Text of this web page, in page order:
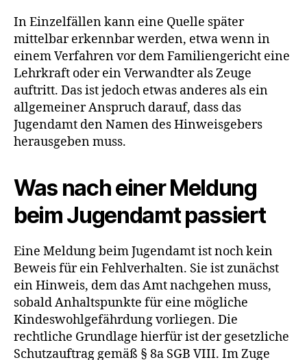
In Einzelfällen kann eine Quelle später
mittelbar erkennbar werden, etwa wenn in
einem Verfahren vor dem Familiengericht eine
Lehrkraft oder ein Verwandter als Zeuge
auftritt. Das ist jedoch etwas anderes als ein
allgemeiner Anspruch darauf, dass das
Jugendamt den Namen des Hinweisgebers
herausgeben muss.
Was nach einer Meldung
beim Jugendamt passiert
Eine Meldung beim Jugendamt ist noch kein
Beweis für ein Fehlverhalten. Sie ist zunächst
ein Hinweis, dem das Amt nachgehen muss,
sobald Anhaltspunkte für eine mögliche
Kindeswohlgefährdung vorliegen. Die
rechtliche Grundlage hierfür ist der gesetzliche
Schutzauftrag gemäß § 8a SGB VIII. Im Zuge